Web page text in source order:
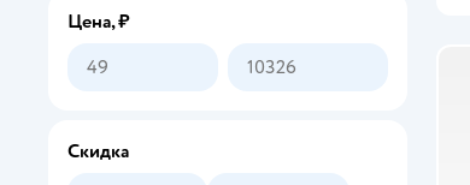
Цена, ₽
Скидка